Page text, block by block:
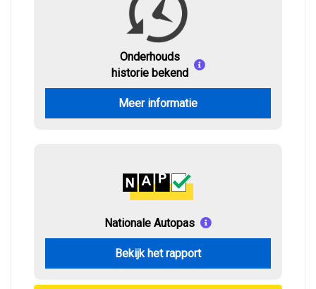
Onderhouds
historie bekend
Meer informatie
Nationale Autopas
Bekijk het rapport